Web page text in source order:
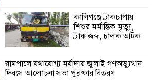
কালিগঞ্জে নিখোঁজ জেলের মরদেহ অবশেষে
মিলল ইছামতী নদীতে
শ্রীউলা ইউনিয়ন
কালিগঞ্জে ট্রাকচাপায়
শিশুর মর্মান্তিক মৃত্যু,
ট্রাক জব্দ, চালক আটক
রামপালে যথাযোগ্য মর্যাদায় জুলাই গণঅভ্যুত্থান
দিবসে আলোচনা সভা পুরষ্কার বিতরণ